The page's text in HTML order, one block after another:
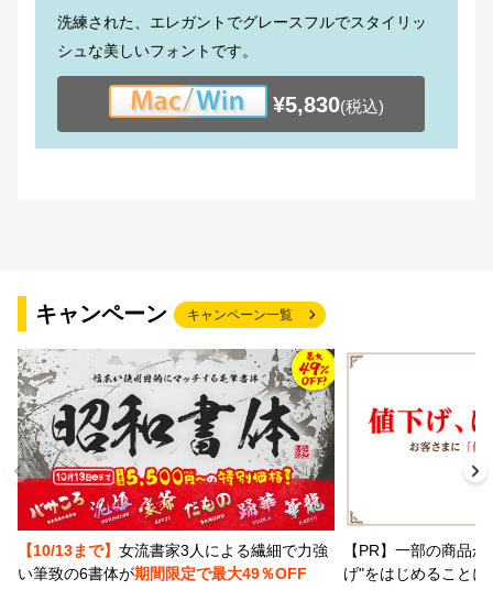
洗練された、エレガントでグレースフルでスタイリッ
シュな美しいフォントです。
¥5,830(税込)
キャンペーン キャンペーン一覧
【10/13まで】 女流書家3人による繊細で力強
い筆致の6書体が期間限定で最大49％OFF
【PR】一部の商品
げ"をはじめること